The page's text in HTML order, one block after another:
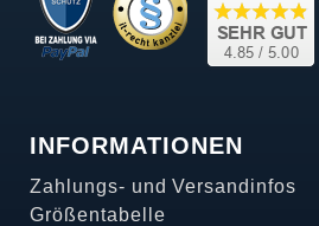
INFORMATIONEN
Zahlungs- und Versandinfos
Größentabelle